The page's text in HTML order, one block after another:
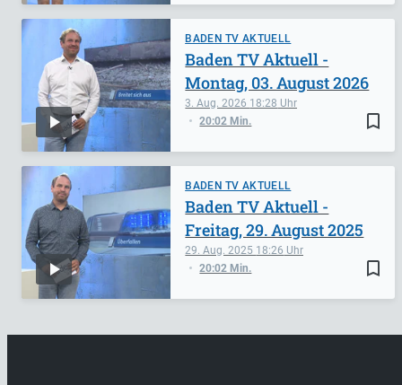
BADEN TV AKTUELL
bookmark_border
3. Aug. 2026 18:28
20:02 Min.
Baden TV Aktuell -
Montag, 03. August 2026
BADEN TV AKTUELL
bookmark_border
29. Aug. 2025 18:26
20:02 Min.
Baden TV Aktuell -
Freitag, 29. August 2025